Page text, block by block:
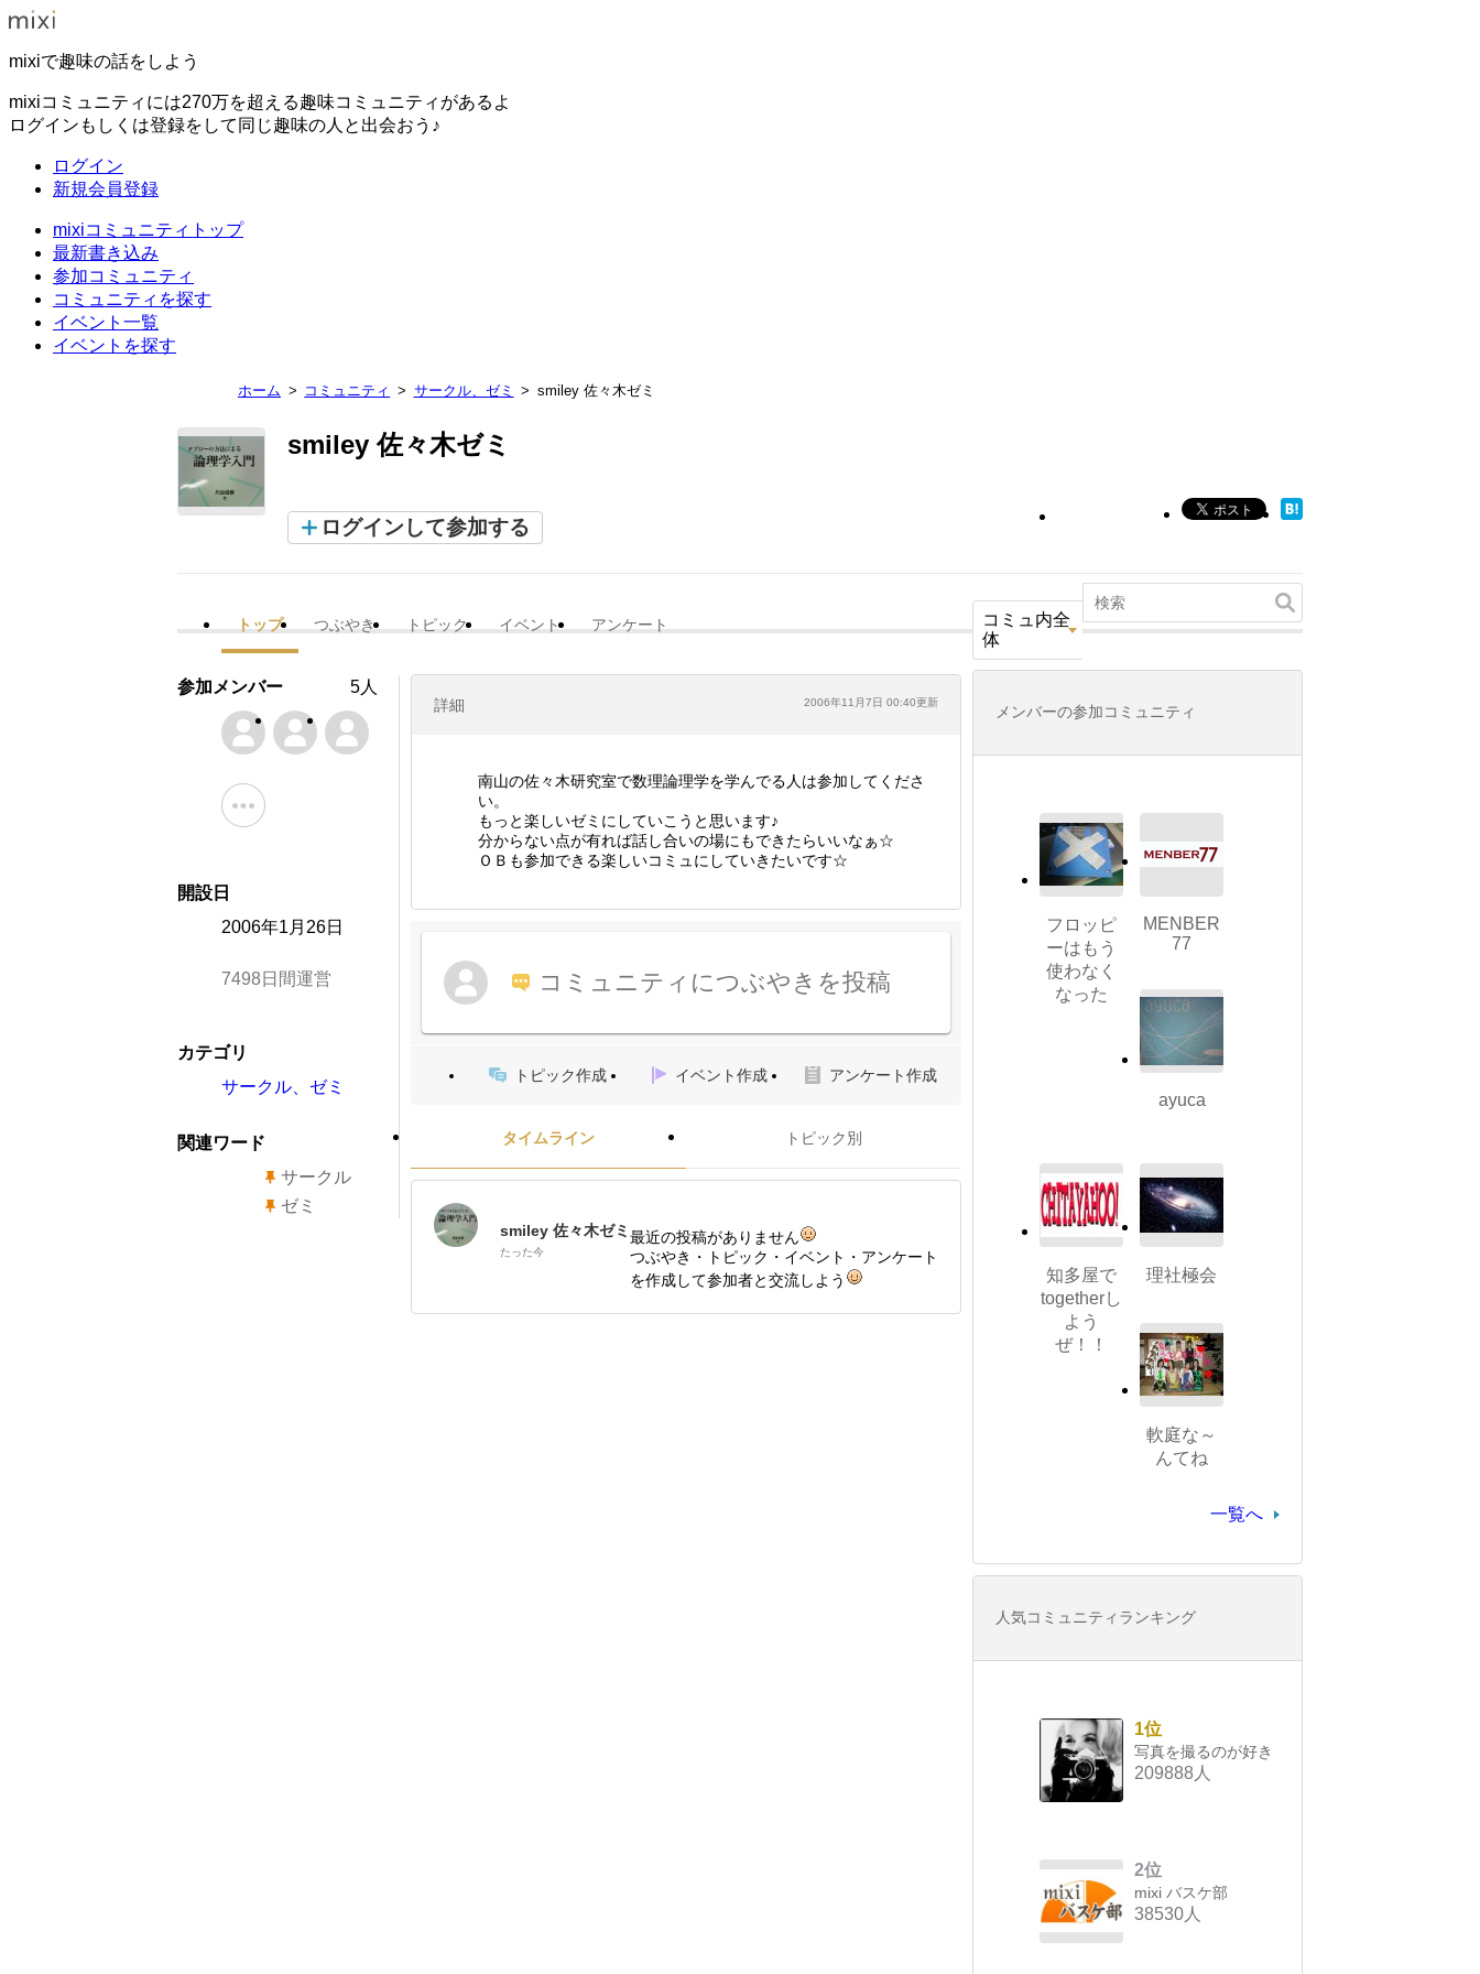
mixiで趣味の話をしよう
mixiコミュニティには270万を超える趣味コミュニティがあるよ
ログインもしくは登録をして同じ趣味の人と出会おう♪
ログイン
新規会員登録
mixiコミュニティトップ
最新書き込み
参加コミュニティ
コミュニティを探す
イベント一覧
イベントを探す
ホーム コミュニティ サークル、ゼミ smiley 佐々木ゼミ
smiley 佐々木ゼミ
ログインして参加する
トップ つぶやき トピック イベント アンケート
コミュ内全
体
詳細 2006年11月7日 00:40更新
南山の佐々木研究室で数理論理学を学んでる人は参加してくださ
い。
もっと楽しいゼミにしていこうと思います♪
分からない点が有れば話し合いの場にもできたらいいなぁ☆
ＯＢも参加できる楽しいコミュにしていきたいです☆
コミュニティにつぶやきを投稿
トピック作成 イベント作成 アンケート作成
タイムライン トピック別
smiley 佐々木ゼミ
たった今
最近の投稿がありません
つぶやき・トピック・イベント・アンケート
を作成して参加者と交流しよう
参加メンバー 5人
開設日
2006年1月26日
7498日間運営
カテゴリ
サークル、ゼミ
関連ワード
サークル
ゼミ
メンバーの参加コミュニティ
フロッピ
ーはもう
使わなく
なった
MENBER
77
ayuca
知多屋で
togetherし
よう
ぜ！！
理社極会
軟庭な～
んてね
一覧へ
人気コミュニティランキング
1位
写真を撮るのが好き
209888人
2位
mixi バスケ部
38530人